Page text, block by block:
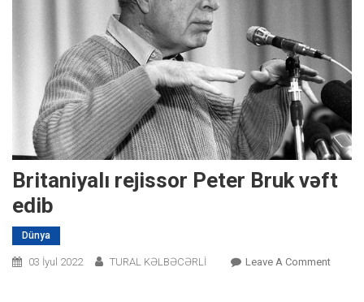
Britaniyalı rejissor Peter Bruk vəft
edib
Dünya
03 İyul 2022 TURAL KƏLBƏCƏRLİ Leave A CommentOn